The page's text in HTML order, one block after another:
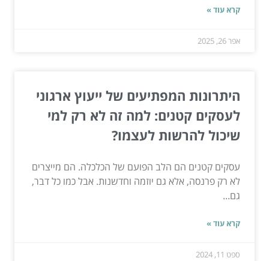
קרא עוד »
אפר 26, 2025
היתרונות המפתיעים של ייעוץ ארגוני
לעסקים קטנים: למה זה לא רק למי
שיכול להרשות לעצמו?
עסקים קטנים הם הלב הפועם של הכלכלה. הם מייצרים
לא רק פרנסה, אלא גם יוזמה וחדשנות. אבל כמו כל דבר,
גם...
קרא עוד »
ספט 11, 2024